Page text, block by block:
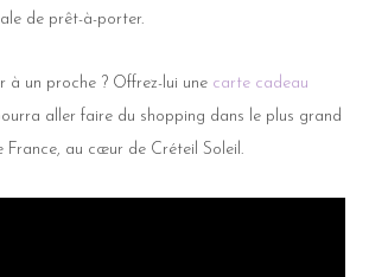
de prêt-à-porter.
à un proche ? Offrez-lui une carte cadeau
aller faire du shopping dans le plus grand
France, au cœur de Créteil Soleil.